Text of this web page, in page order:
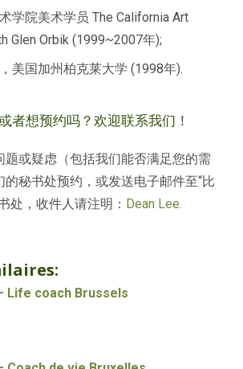
学院美术学员 The California Art
Glen Orbik (1999~2007年);
美国加州柏克莱大学 (1998年).
者想预约吗？欢迎联系我们！
题或疑虑（包括我们能否满足您的需
秘书处预约，或发送电子邮件至“比
处，收件人请注明： Dean Lee.
Life coach Brussels